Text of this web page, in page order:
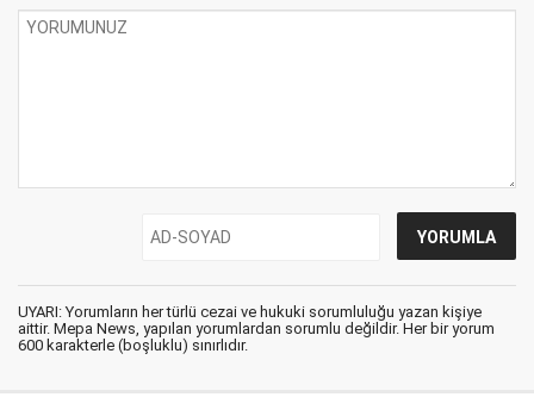
UYARI: Yorumların her türlü cezai ve hukuki sorumluluğu yazan kişiye
aittir. Mepa News, yapılan yorumlardan sorumlu değildir. Her bir yorum
600 karakterle (boşluklu) sınırlıdır.